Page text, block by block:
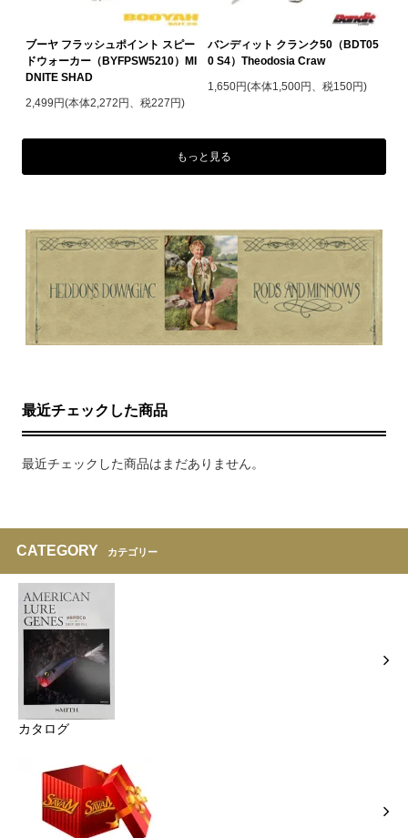
ブーヤ フラッシュポイント スピー
ドウォーカー（BYFPSW5210）MI
DNITE SHAD
2,499円(本体2,272円、税227円)
バンディット クランク50（BDT05
0 S4）Theodosia Craw
1,650円(本体1,500円、税150円)
もっと見る
最近チェックした商品
最近チェックした商品はまだありません。
CATEGORY カテゴリー
カタログ